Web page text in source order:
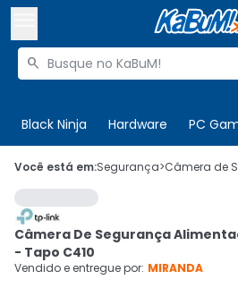
Buscar produtos

Black Ninja Hardware PC
 Olá. Acesse sua conta
 Departamentos
Cupons
CADASTRE-
Você está em:Segurança>Câmera de
Câmera De Segurança
- Tapo C410
Vendido e entregue por: MIRANDA